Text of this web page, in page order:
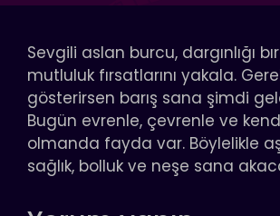
Sevgili aslan burcu, dargınlığı
mutluluk fırsatlarını yakala.
gösterirsen barış sana şimdi
Bugün evrenle, çevrenle ve
olmanda fayda var. Böylelikle
sağlık, bolluk ve neşe sana